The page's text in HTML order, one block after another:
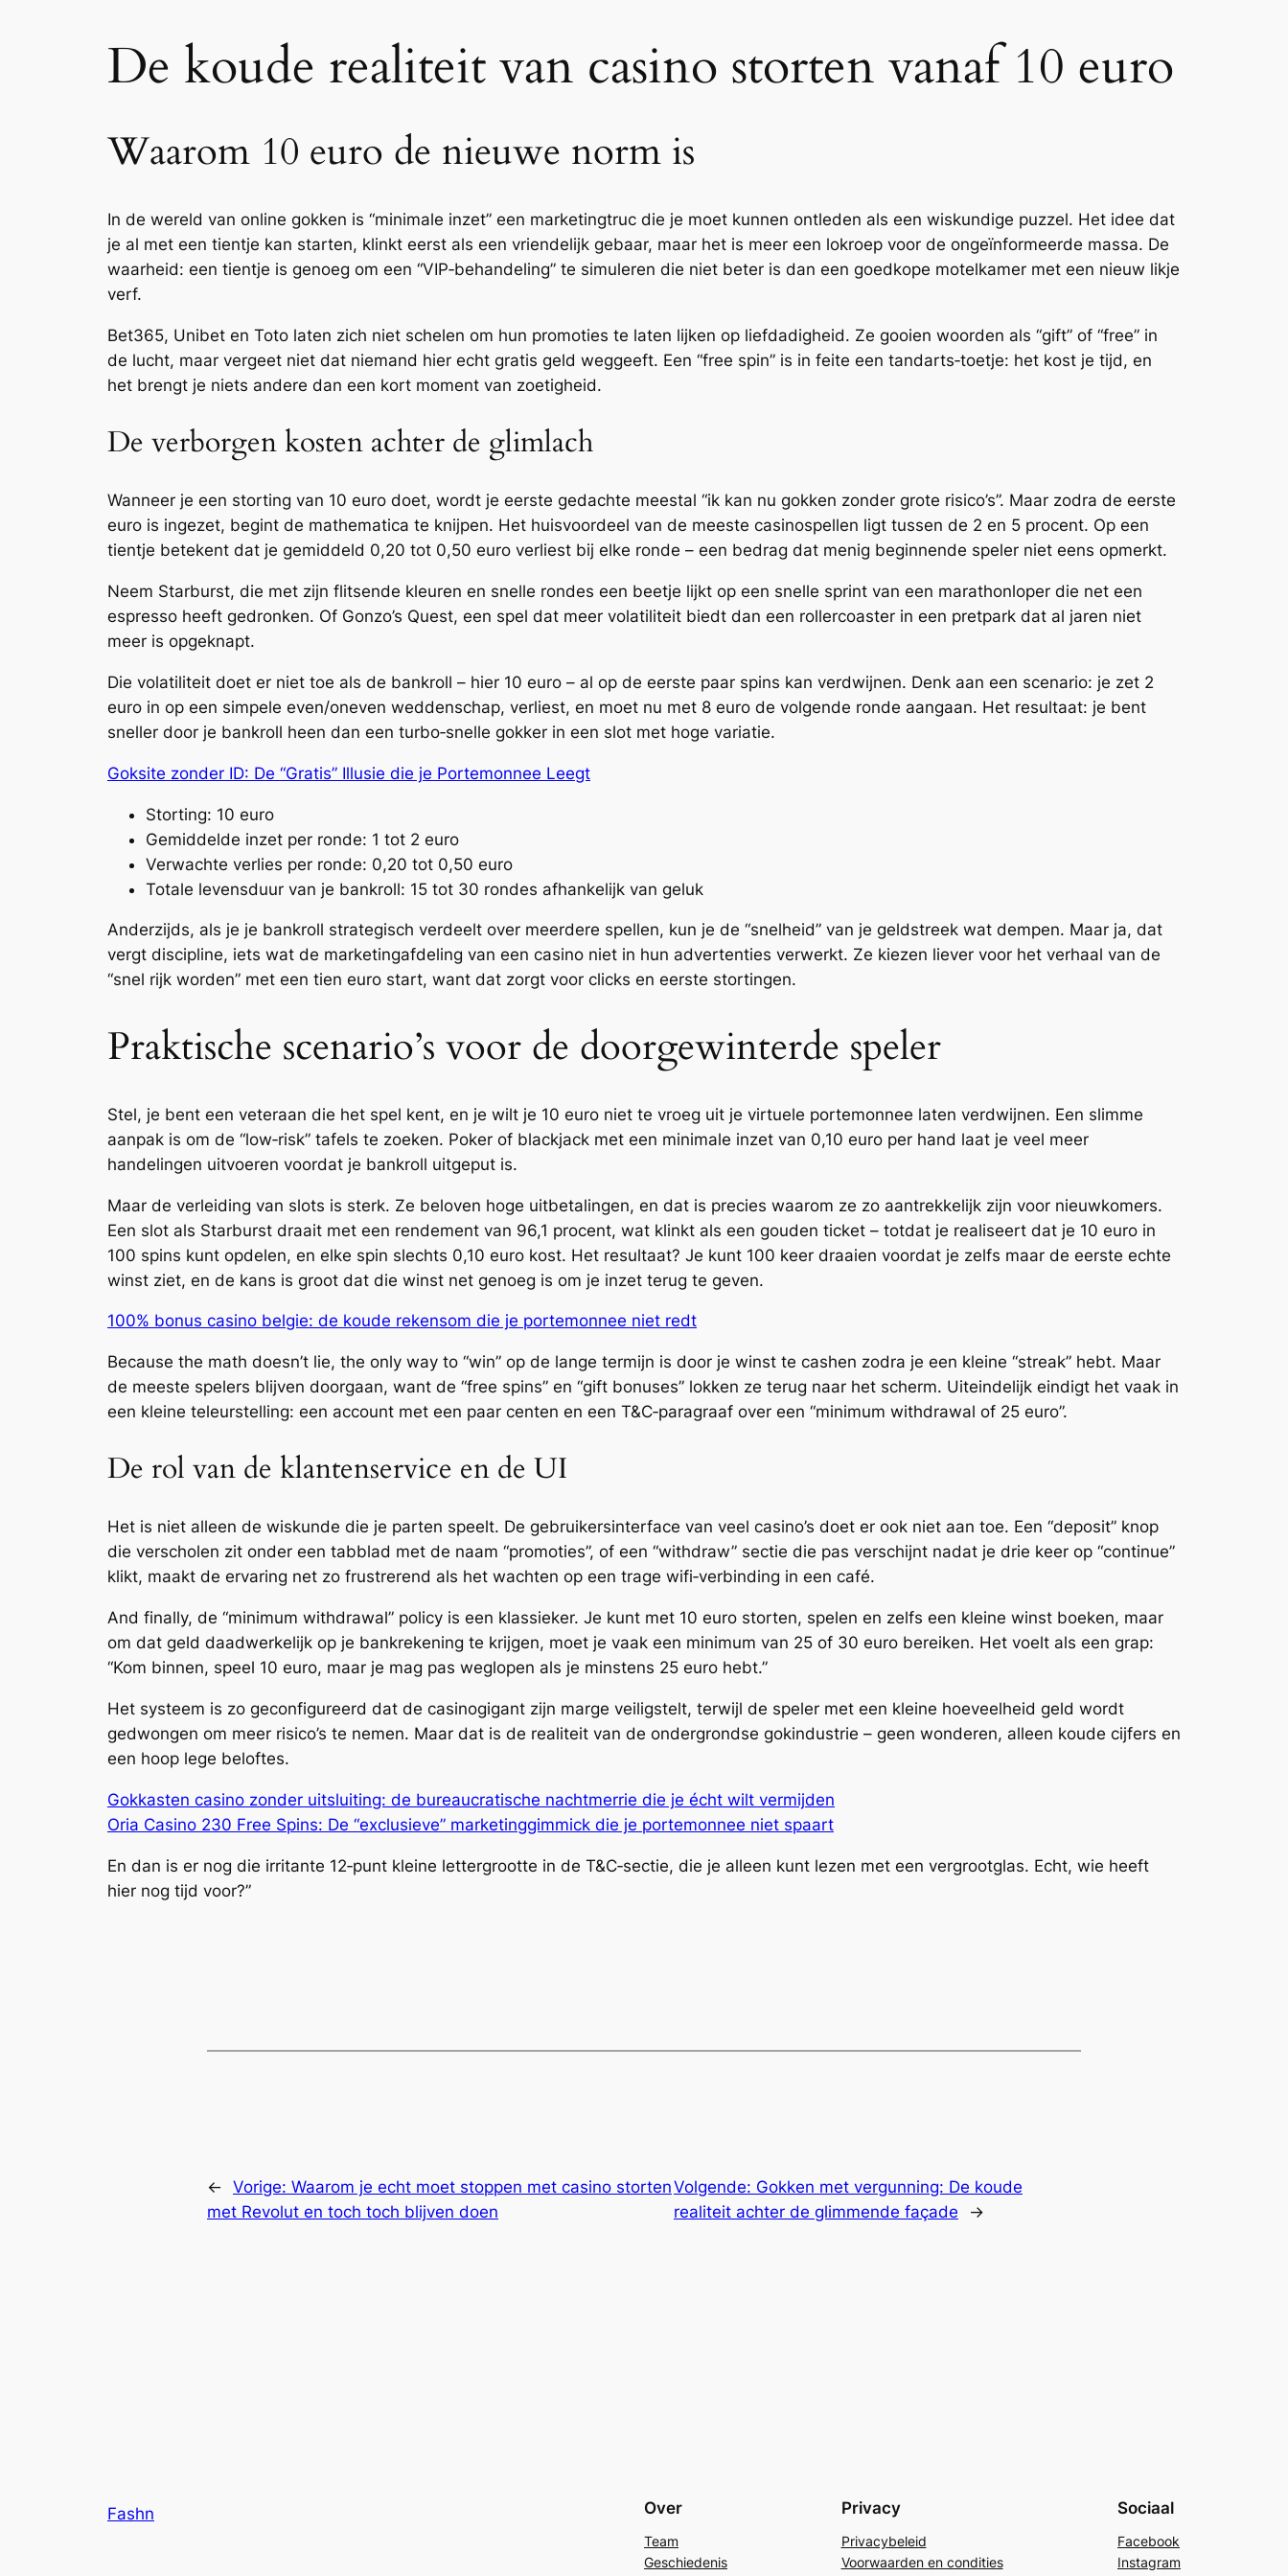
De koude realiteit van casino storten vanaf 10 euro
Waarom 10 euro de nieuwe norm is
In de wereld van online gokken is “minimale inzet” een marketingtruc die je moet kunnen ontleden als een wiskundige puzzel. Het idee dat
je al met een tientje kan starten, klinkt eerst als een vriendelijk gebaar, maar het is meer een lokroep voor de ongeïnformeerde massa. De
waarheid: een tientje is genoeg om een “VIP‑behandeling” te simuleren die niet beter is dan een goedkope motelkamer met een nieuw likje
verf.
Bet365, Unibet en Toto laten zich niet schelen om hun promoties te laten lijken op liefdadigheid. Ze gooien woorden als “gift” of “free” in
de lucht, maar vergeet niet dat niemand hier echt gratis geld weggeeft. Een “free spin” is in feite een tandarts‑toetje: het kost je tijd, en
het brengt je niets andere dan een kort moment van zoetigheid.
De verborgen kosten achter de glimlach
Wanneer je een storting van 10 euro doet, wordt je eerste gedachte meestal “ik kan nu gokken zonder grote risico’s”. Maar zodra de eerste
euro is ingezet, begint de math­ematica te knijpen. Het huisvoordeel van de meeste casinospellen ligt tussen de 2 en 5 procent. Op een
tientje betekent dat je gemiddeld 0,20 tot 0,50 euro verliest bij elke ronde – een bedrag dat menig beginnende speler niet eens opmerkt.
Neem Starburst, die met zijn flitsende kleuren en snelle rondes een beetje lijkt op een snelle sprint van een marathonloper die net een
espresso heeft gedronken. Of Gonzo’s Quest, een spel dat meer volatiliteit biedt dan een rollercoaster in een pretpark dat al jaren niet
meer is opgeknapt.
Die volatiliteit doet er niet toe als de bankroll – hier 10 euro – al op de eerste paar spins kan verdwijnen. Denk aan een scenario: je zet 2
euro in op een simpele even/oneven weddenschap, verliest, en moet nu met 8 euro de volgende ronde aangaan. Het resultaat: je bent
sneller door je bankroll heen dan een turbo‑snelle gokker in een slot met hoge variatie.
Goksite zonder ID: De “Gratis” Illusie die je Portemonnee Leegt
Storting: 10 euro
Gemiddelde inzet per ronde: 1 tot 2 euro
Verwachte verlies per ronde: 0,20 tot 0,50 euro
Totale levensduur van je bankroll: 15 tot 30 rondes afhankelijk van geluk
Anderzijds, als je je bankroll strategisch verdeelt over meerdere spellen, kun je de “snelheid” van je geldstreek wat dempen. Maar ja, dat
vergt discipline, iets wat de marketingafdeling van een casino niet in hun advertenties verwerkt. Ze kiezen liever voor het verhaal van de
“snel rijk worden” met een tien euro start, want dat zorgt voor clicks en eerste stortingen.
Praktische scenario’s voor de doorgewinterde speler
Stel, je bent een veteraan die het spel kent, en je wilt je 10 euro niet te vroeg uit je virtuele portemonnee laten verdwijnen. Een slimme
aanpak is om de “low‑risk” tafels te zoeken. Poker of blackjack met een minimale inzet van 0,10 euro per hand laat je veel meer
handelingen uitvoeren voordat je bankroll uitgeput is.
Maar de verleiding van slots is sterk. Ze beloven hoge uitbetalingen, en dat is precies waarom ze zo aantrekkelijk zijn voor nieuwkomers.
Een slot als Starburst draait met een rendement van 96,1 procent, wat klinkt als een gouden ticket – totdat je realiseert dat je 10 euro in
100 spins kunt opdelen, en elke spin slechts 0,10 euro kost. Het resultaat? Je kunt 100 keer draaien voordat je zelfs maar de eerste echte
winst ziet, en de kans is groot dat die winst net genoeg is om je inzet terug te geven.
100% bonus casino belgie: de koude rekensom die je portemonnee niet redt
Because the math doesn’t lie, the only way to “win” op de lange termijn is door je winst te cashen zodra je een kleine “streak” hebt. Maar
de meeste spelers blijven doorgaan, want de “free spins” en “gift bonuses” lokken ze terug naar het scherm. Uiteindelijk eindigt het vaak in
een kleine teleurstelling: een account met een paar centen en een T&C‑paragraaf over een “minimum withdrawal of 25 euro”.
De rol van de klantenservice en de UI
Het is niet alleen de wiskunde die je parten speelt. De gebruikersinterface van veel casino’s doet er ook niet aan toe. Een “deposit” knop
die verscholen zit onder een tabblad met de naam “promoties”, of een “withdraw” sectie die pas verschijnt nadat je drie keer op “continue”
klikt, maakt de ervaring net zo frustrerend als het wachten op een trage wifi‑verbinding in een café.
And finally, de “minimum withdrawal” policy is een klassieker. Je kunt met 10 euro storten, spelen en zelfs een kleine winst boeken, maar
om dat geld daadwerkelijk op je bankrekening te krijgen, moet je vaak een minimum van 25 of 30 euro bereiken. Het voelt als een grap:
“Kom binnen, speel 10 euro, maar je mag pas weglopen als je minstens 25 euro hebt.”
Het systeem is zo geconfigureerd dat de casinogigant zijn marge veiligstelt, terwijl de speler met een kleine hoeveelheid geld wordt
gedwongen om meer risico’s te nemen. Maar dat is de realiteit van de ondergrondse gokindustrie – geen wonderen, alleen koude cijfers en
een hoop lege beloftes.
Gokkasten casino zonder uitsluiting: de bureaucratische nachtmerrie die je écht wilt vermijden
Oria Casino 230 Free Spins: De “exclusieve” marketinggimmick die je portemonnee niet spaart
En dan is er nog die irritante 12‑punt kleine lettergrootte in de T&C‑sectie, die je alleen kunt lezen met een vergrootglas. Echt, wie heeft
hier nog tijd voor?”
← Vorige: Waarom je echt moet stoppen met casino storten
met Revolut en toch toch blijven doen
Volgende: Gokken met vergunning: De koude
realiteit achter de glimmende façade
→
Fashn Over
Team
Geschiedenis
Privacy
Privacybeleid
Voorwaarden en condities
Sociaal
Facebook
Instagram